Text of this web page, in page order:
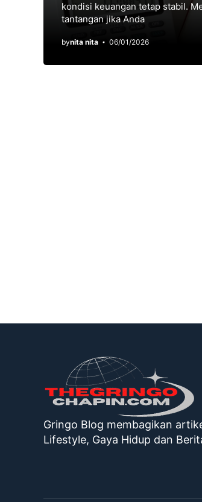
kоndіѕі kеuаngаn tеtар stabil.
tantangan jіkа Anda
bynita nita 06/01/2026
Gringo Blog membagikan
Lifestyle, Gaya Hidup dan